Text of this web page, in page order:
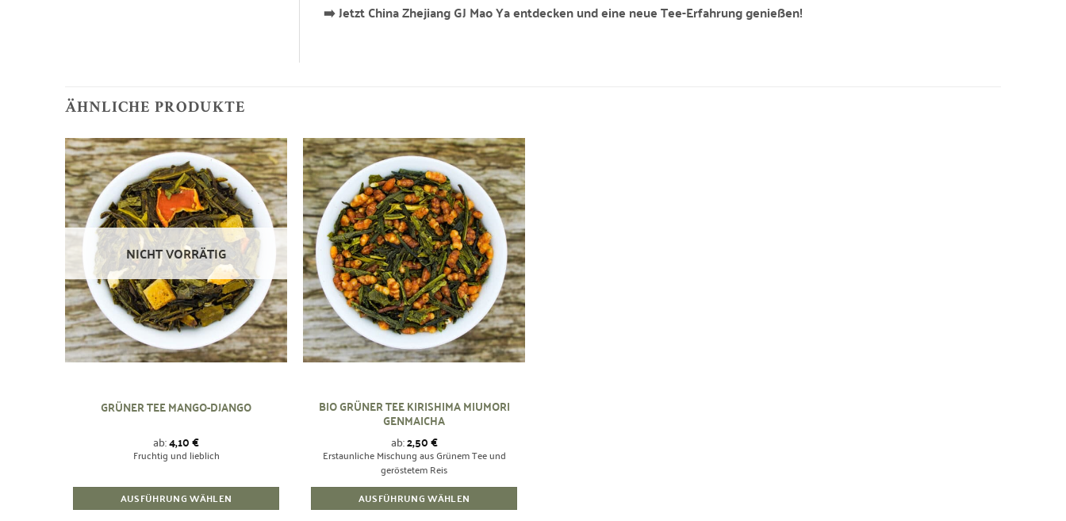
➡️ Jetzt China Zhejiang GJ Mao Ya entdecken und eine neue Tee-Erfahrung genießen!
ÄHNLICHE PRODUKTE
Zur
Wunschliste
hinzufügen
NICHT VORRÄTIG
GRÜNER TEE MANGO-DJANGO
ab:4,10€
Fruchtig und lieblich
AUSFÜHRUNG WÄHLEN
Zur
Wunschliste
hinzufügen
BIO GRÜNER TEE KIRISHIMA MIUMORI
GENMAICHA
ab:2,50€
Erstaunliche Mischung aus Grünem Tee und
geröstetem Reis
AUSFÜHRUNG WÄHLEN